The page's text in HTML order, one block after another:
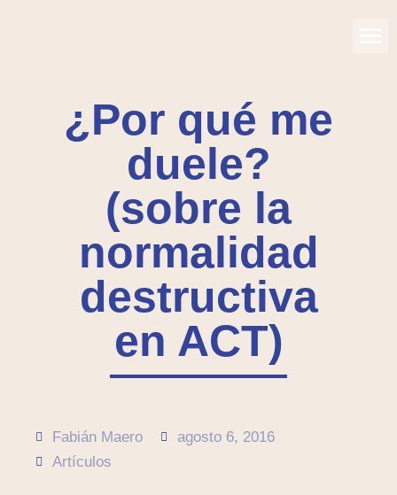
¿Por qué me
duele?
(sobre la
normalidad
destructiva
en ACT)
Fabián Maero
agosto 6, 2016
Artículos